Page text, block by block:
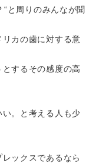
“と周りのみんなが聞
カの歯に対する意
するその感度の高
。と考える人も少
ックスであるなら